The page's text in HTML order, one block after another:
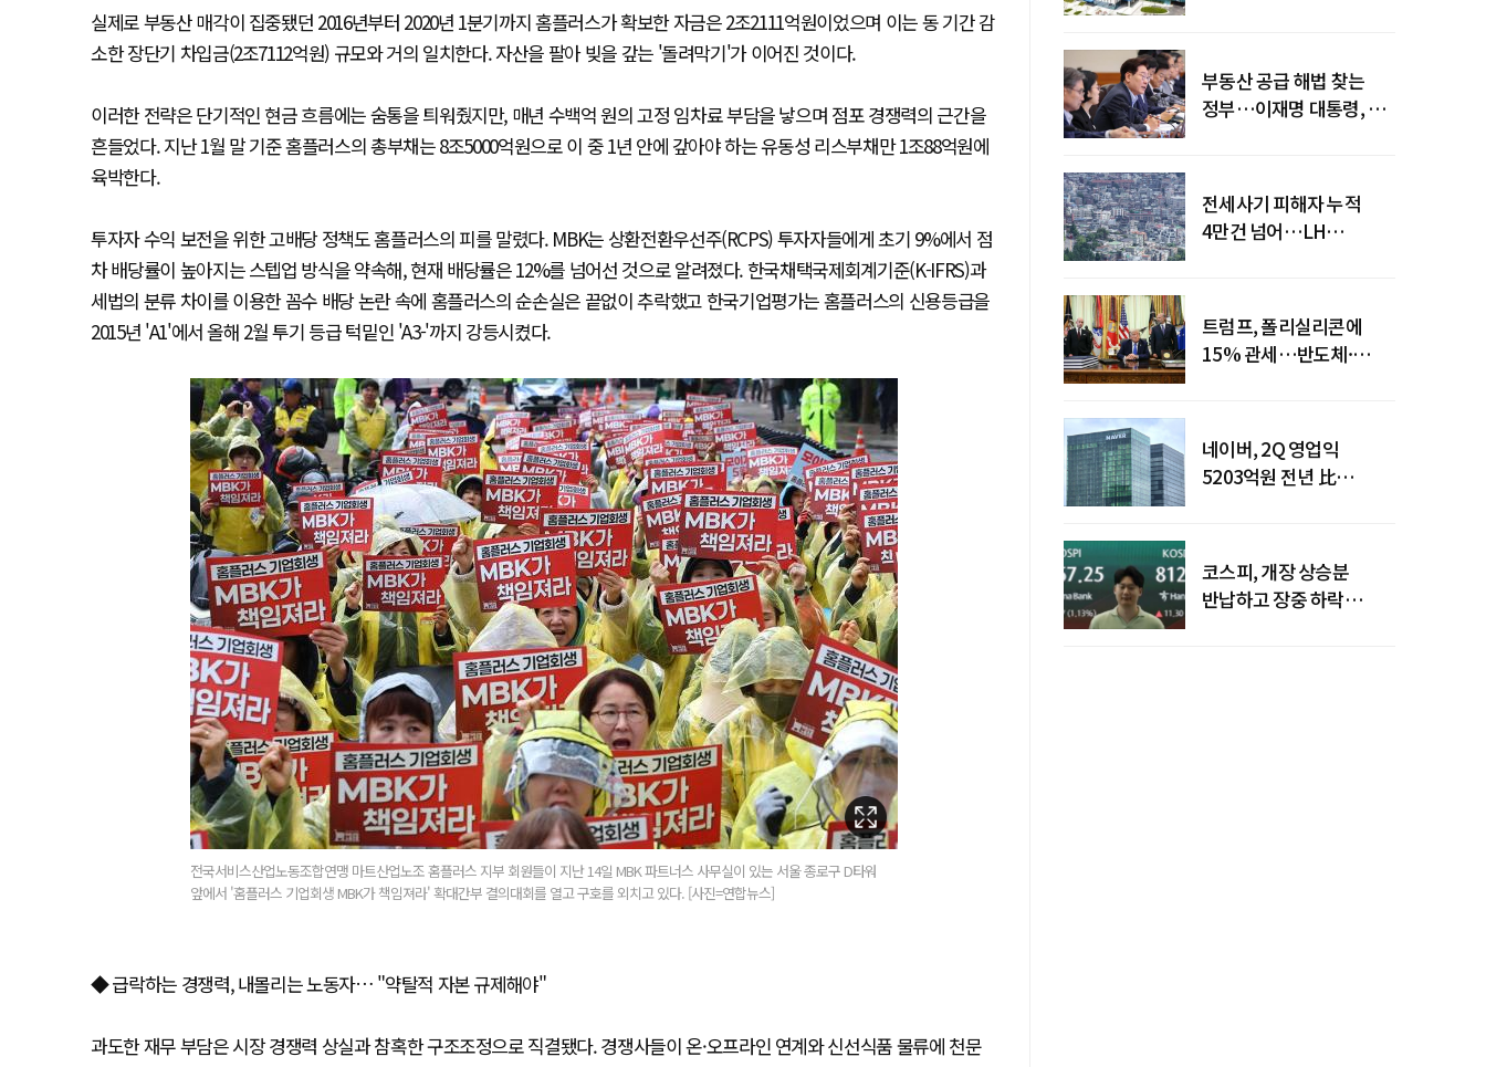
실제로 부동산 매각이 집중됐던 2016년부터 2020년 1분기까지 홈플러스가 확보한 자금은 2조2111억원이었으며 이는 동 기간 감
소한 장단기 차입금(2조7112억원) 규모와 거의 일치한다. 자산을 팔아 빚을 갚는 '돌려막기'가 이어진 것이다.
이러한 전략은 단기적인 현금 흐름에는 숨통을 틔워줬지만, 매년 수백억 원의 고정 임차료 부담을 낳으며 점포 경쟁력의 근간을
흔들었다. 지난 1월 말 기준 홈플러스의 총부채는 8조5000억원으로 이 중 1년 안에 갚아야 하는 유동성 리스부채만 1조88억원에
육박한다.
투자자 수익 보전을 위한 고배당 정책도 홈플러스의 피를 말렸다. MBK는 상환전환우선주(RCPS) 투자자들에게 초기 9%에서 점
차 배당률이 높아지는 스텝업 방식을 약속해, 현재 배당률은 12%를 넘어선 것으로 알려졌다. 한국채택국제회계기준(K-IFRS)과
세법의 분류 차이를 이용한 꼼수 배당 논란 속에 홈플러스의 순손실은 끝없이 추락했고 한국기업평가는 홈플러스의 신용등급을
2015년 'A1'에서 올해 2월 투기 등급 턱밑인 'A3-'까지 강등시켰다.
전국서비스산업노동조합연맹 마트산업노조 홈플러스 지부 회원들이 지난 14일 MBK 파트너스 사무실이 있는 서울 종로구 D타워
앞에서 '홈플러스 기업회생 MBK가 책임져라' 확대간부 결의대회를 열고 구호를 외치고 있다. [사진=연합뉴스]
◆ 급락하는 경쟁력, 내몰리는 노동자… "약탈적 자본 규제해야"
과도한 재무 부담은 시장 경쟁력 상실과 참혹한 구조조정으로 직결됐다. 경쟁사들이 온·오프라인 연계와 신선식품 물류에 천문
부동산 공급 해법 찾는
정부…이재명 대통령, 2차
전세사기 피해자 누적
4만건 넘어…LH
트럼프, 폴리실리콘에
15% 관세…반도체·
네이버, 2Q 영업익
5203억원 전년 比
코스피, 개장 상승분
반납하고 장중 하락